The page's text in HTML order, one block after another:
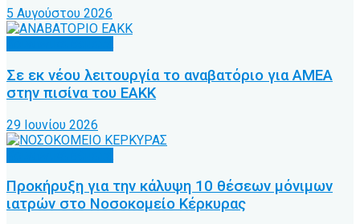
5 Αυγούστου 2026
Σε εκ νέου λειτουργία το αναβατόριο για ΑΜΕΑ
στην πισίνα του ΕΑΚΚ
29 Ιουνίου 2026
Προκήρυξη για την κάλυψη 10 θέσεων μόνιμων
ιατρών στο Νοσοκομείο Κέρκυρας